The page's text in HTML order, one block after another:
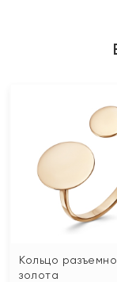
Кольцо
золота